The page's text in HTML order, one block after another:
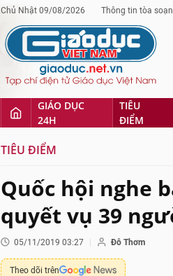
Chủ Nhật 09/08/2026 Thông tin tòa soạn
GIÁO DỤC
24H
TIÊU
ĐIỂM
TIÊU ĐIỂM
Quốc hội nghe
quyết vụ 39
05/11/2019 03:27 Đỗ Thơm
Theo dõi trên